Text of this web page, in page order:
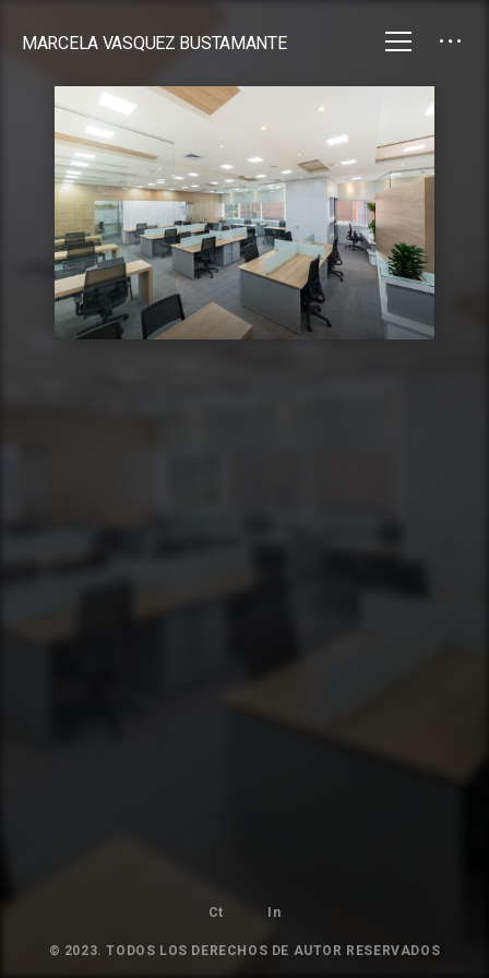
MARCELA VASQUEZ BUSTAMANTE
Ct In
© 2023. TODOS LOS DERECHOS DE AUTOR RESERVADOS